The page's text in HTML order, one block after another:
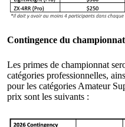
Contingence du
Les primes de championnat
catégories professionnelles,
pour les catégories Amateur
prix sont les suivants :